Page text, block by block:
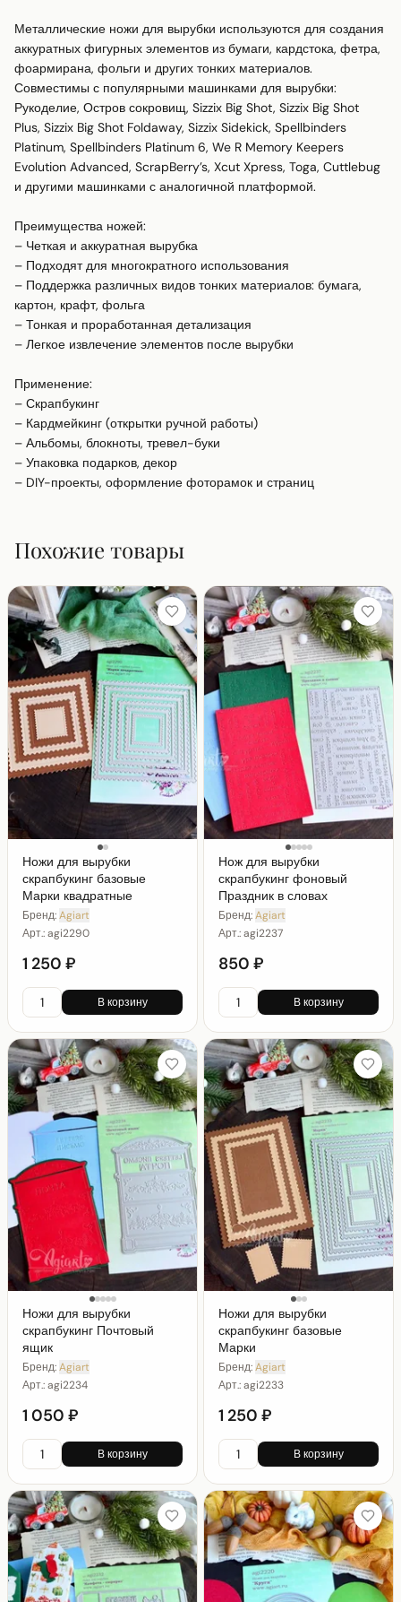
Металлические ножи для вырубки используются для создания
аккуратных фигурных элементов из бумаги, кардстока, фетра,
фоармирана, фольги и других тонких материалов.
Совместимы с популярными машинками для вырубки:
Рукоделие, Остров сокровищ, Sizzix Big Shot, Sizzix Big Shot
Plus, Sizzix Big Shot Foldaway, Sizzix Sidekick, Spellbinders
Platinum, Spellbinders Platinum 6, We R Memory Keepers
Evolution Advanced, ScrapBerry’s, Xcut Xpress, Toga, Cuttlebug
и другими машинками с аналогичной платформой.
Преимущества ножей:
– Четкая и аккуратная вырубка
– Подходят для многократного использования
– Поддержка различных видов тонких материалов: бумага,
картон, крафт, фольга
– Тонкая и проработанная детализация
– Легкое извлечение элементов после вырубки
Применение:
– Скрапбукинг
– Кардмейкинг (открытки ручной работы)
– Альбомы, блокноты, тревел-буки
– Упаковка подарков, декор
– DIY-проекты, оформление фоторамок и страниц
Похожие товары
Ножи для вырубки
скрапбукинг базовые
Марки квадратные
Бренд:Agiart
Арт.:agi2290
1 250 ₽
В корзину
Нож для вырубки
скрапбукинг фоновый
Праздник в словах
Бренд:Agiart
Арт.:agi2237
850 ₽
В корзину
Ножи для вырубки
скрапбукинг Почтовый
ящик
Бренд:Agiart
Арт.:agi2234
1 050 ₽
В корзину
Ножи для вырубки
скрапбукинг базовые
Марки
Бренд:Agiart
Арт.:agi2233
1 250 ₽
В корзину